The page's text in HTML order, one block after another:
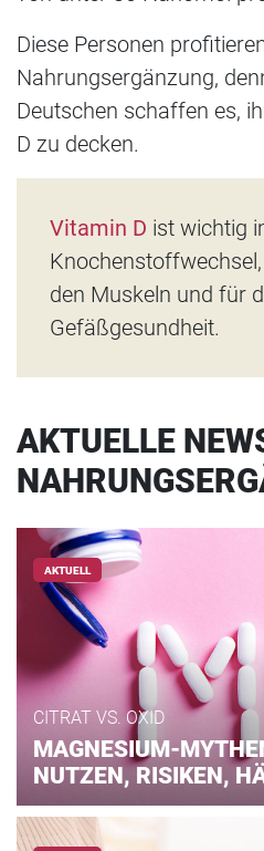
Diese Personen
Nahrungsergänzung,
Deutschen schaffen es,
D zu decken.
Vitamin D ist wichtig
den Muskeln und für
Gefäßgesundheit.
AKTUELLE
AKTUELL
CITRAT VS. OXID
MAGNESIUM-
NUTZEN, RISIKEN,